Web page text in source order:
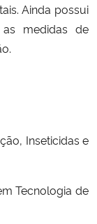
Ainda possui
medidas de
Inseticidas e
Tecnologia de